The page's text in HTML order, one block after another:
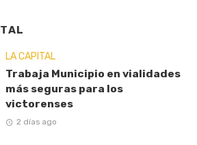
LA CAPITAL
Trabaja Municipio en vialidades
más seguras para los
victorenses
2 días ago